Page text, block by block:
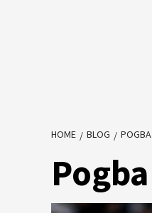
HOME BLOG POGBA
Pogba